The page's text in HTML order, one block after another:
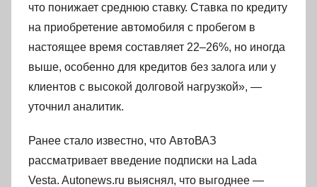
что понижает среднюю ставку. Ставка по кредиту
на приобретение автомобиля с пробегом в
настоящее время составляет 22–26%, но иногда
выше, особенно для кредитов без залога или у
клиентов с высокой долговой нагрузкой», —
уточнил аналитик.
Ранее стало известно, что АвтоВАЗ
рассматривает введение подписки на Lada
Vesta. Autonews.ru выяснял, что выгоднее —